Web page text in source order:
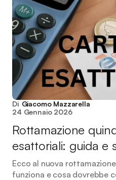
Di Giacomo Mazzarella
24 Gennaio 2026
Rottamazione
esattoriali: guida e
Ecco al nuova
funziona e cosa dovrebbe